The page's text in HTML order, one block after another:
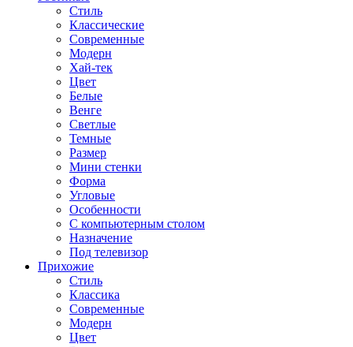
Стиль
Классические
Современные
Модерн
Хай-тек
Цвет
Белые
Венге
Светлые
Темные
Размер
Мини стенки
Форма
Угловые
Особенности
С компьютерным столом
Назначение
Под телевизор
Прихожие
Стиль
Классика
Современные
Модерн
Цвет